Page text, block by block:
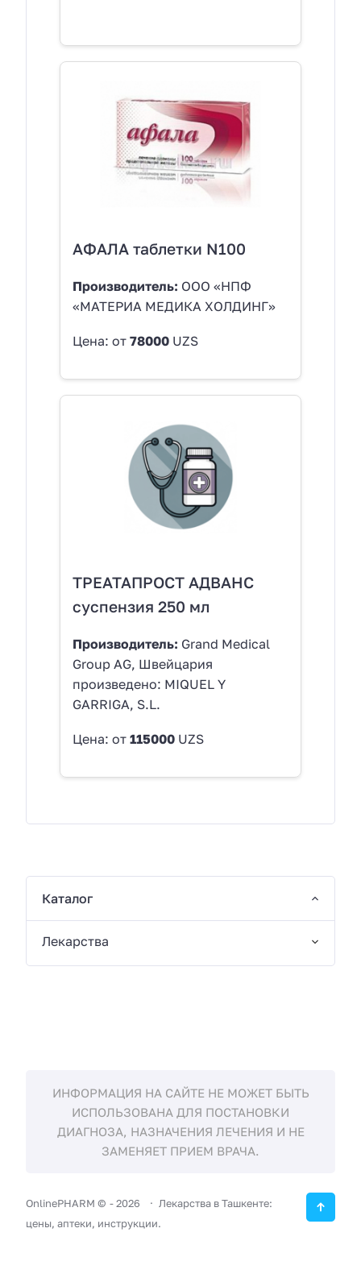
АФАЛА таблетки N100
Производитель: ООО «НПФ
«МАТЕРИА МЕДИКА ХОЛДИНГ»
Цена: от 78000 UZS
ТРЕАТАПРОСТ АДВАНС
суспензия 250 мл
Производитель: Grand Medical
Group AG, Швейцария
произведено: MIQUEL Y
GARRIGA, S.L.
Цена: от 115000 UZS
Каталог
Лекарства
ИНФОРМАЦИЯ НА САЙТЕ НЕ МОЖЕТ БЫТЬ
ИСПОЛЬЗОВАНА ДЛЯ ПОСТАНОВКИ
ДИАГНОЗА, НАЗНАЧЕНИЯ ЛЕЧЕНИЯ И НЕ
ЗАМЕНЯЕТ ПРИЕМ ВРАЧА.
OnlinePHARM © -2026
Лекарства в Ташкенте:
цены, аптеки, инструкции.